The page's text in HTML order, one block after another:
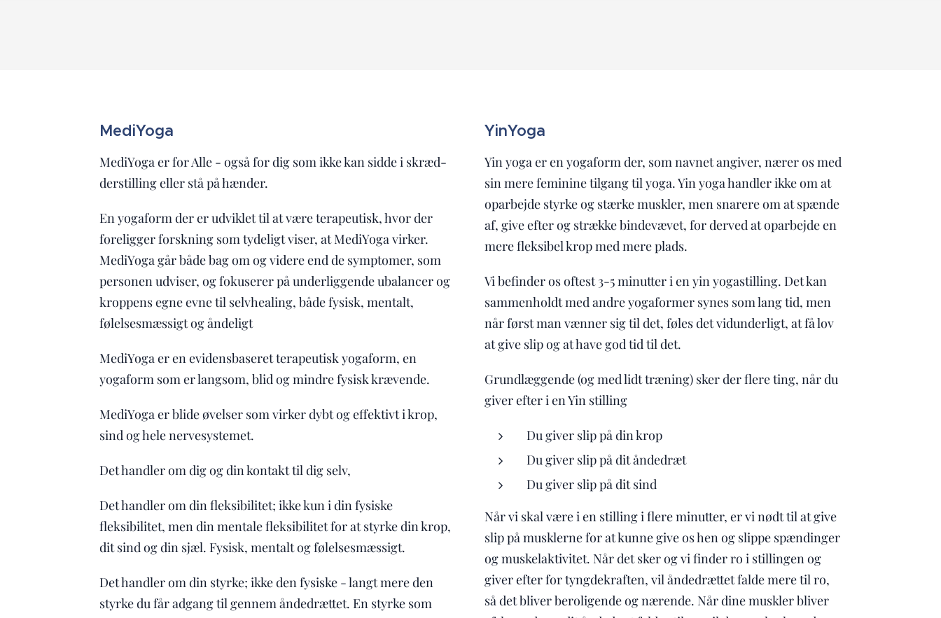
MediYoga
MediYoga er for Alle - også for dig som ikke kan sidde i skræd­
der­stil­ling eller stå på hænder.
En yogaform der er udviklet til at være terapeutisk, hvor der
foreligger forskning som tydeligt viser, at MediYoga virker.
MediYoga går både bag om og videre end de symptomer, som
personen udviser, og fokuserer på underliggende ubalancer og
kroppens egne evne til selvhealing, både fysisk, mentalt,
følelsesmæssigt og åndeligt
MediYoga er en evidensbaseret terapeutisk yogaform, en
yogaform som er langsom, blid og mindre fysisk krævende.
MediYoga er blide øvelser som virker dybt og effektivt i krop,
sind og hele nervesystemet.
Det handler om dig og din kontakt til dig selv,
Det handler om din fleksibilitet; ikke kun i din fysiske
fleksibilitet, men din mentale fleksibilitet for at styrke din krop,
dit sind og din sjæl. Fysisk, mentalt og følelsesmæssigt.
Det handler om din styrke; ikke den fysiske - langt mere den
styrke du får adgang til gennem åndedrættet. En styrke som
YinYoga
Yin yoga er en yogaform der, som navnet angiver, nærer os med
sin mere feminine tilgang til yoga. Yin yoga handler ikke om at
oparbejde styrke og stærke muskler, men snarere om at spænde
af, give efter og strække bindevævet, for derved at oparbejde en
mere fleksibel krop med mere plads.
Vi befinder os oftest 3-5 minutter i en yin yogastilling. Det kan
sammenholdt med andre yogaformer synes som lang tid, men
når først man vænner sig til det, føles det vidunderligt, at få lov
at give slip og at have god tid til det.
Grundlæggende (og med lidt træning) sker der flere ting, når du
giver efter i en Yin stilling
Du giver slip på din krop
Du giver slip på dit åndedræt
Du giver slip på dit sind
Når vi skal være i en stilling i flere minutter, er vi nødt til at give
slip på musklerne for at kunne give os hen og slippe spændinger
og muskelaktivitet. Når det sker og vi finder ro i stillingen og
giver efter for tyngdekraften, vil åndedrættet falde mere til ro,
så det bliver beroligende og nærende. Når dine muskler bliver